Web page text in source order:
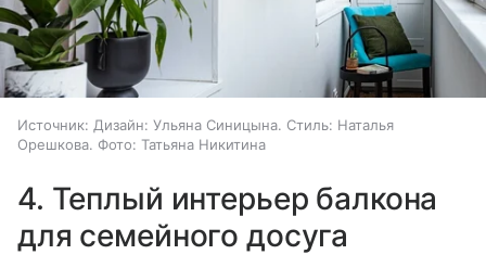
Источник: Дизайн: Ульяна Синицына. Стиль: Наталья
Орешкова. Фото: Татьяна Никитина
4. Теплый интерьер балкона
для семейного досуга